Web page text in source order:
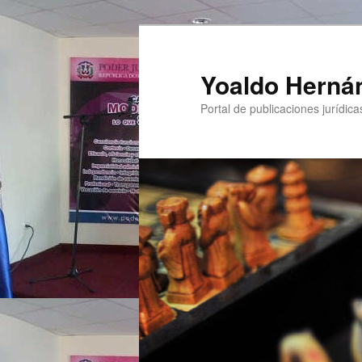
Yoaldo
Portal de publicaciones